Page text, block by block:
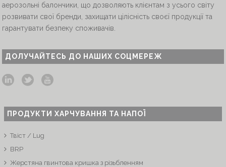
аерозольні балончики, що дозволяють клієнтам з усього світу
розвивати свої бренди, захищати цілісність своєї продукції та
гарантувати безпеку споживачів.
ДОЛУЧАЙТЕСЬ ДО НАШИХ СОЦМЕРЕЖ
ПРОДУКТИ ХАРЧУВАННЯ ТА НАПОЇ
Твіст / Lug
BRP
Жерстяна гвинтова кришка з різьбленням